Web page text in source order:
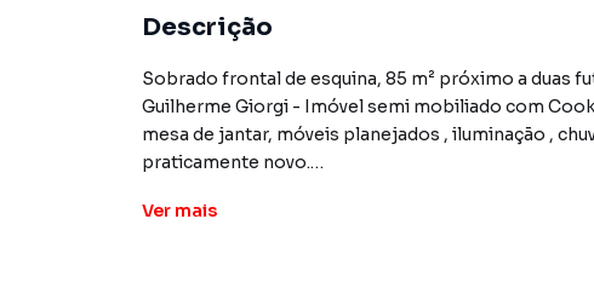
Descrição
Sobrado frontal de esquina, 85 m² próximo a duas
Guilherme Giorgi - Imóvel semi mobiliado com Cooktop, coifa, forno elétrico, sofá da sala Tok Stok,
mesa de jantar, móveis planejados , iluminação ,
praticamente novo.
2 suítes e 1 lavado, 3 WC no total - Sacada
Ver mais